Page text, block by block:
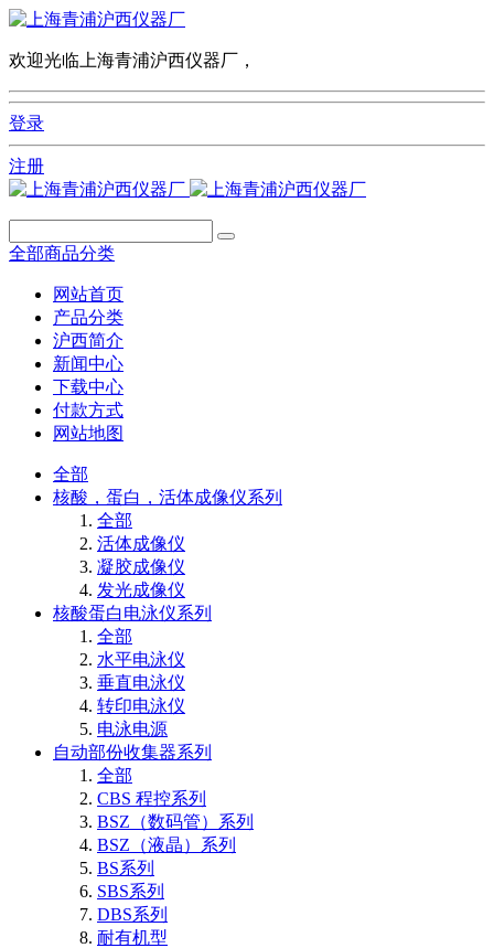
欢迎光临上海青浦沪西仪器厂，
登录
注册
全部商品分类
网站首页
产品分类
沪西简介
新闻中心
下载中心
付款方式
网站地图
全部
核酸，蛋白，活体成像仪系列
全部
活体成像仪
凝胶成像仪
发光成像仪
核酸蛋白电泳仪系列
全部
水平电泳仪
垂直电泳仪
转印电泳仪
电泳电源
自动部份收集器系列
全部
CBS 程控系列
BSZ（数码管）系列
BSZ（液晶）系列
BS系列
SBS系列
DBS系列
耐有机型